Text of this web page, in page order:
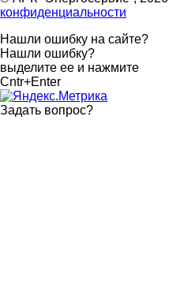
конфиденциальности
Нашли ошибку на сайте?
Нашли ошибку?
выделите ее и нажмите
Cntr+Enter
Задать вопрос?